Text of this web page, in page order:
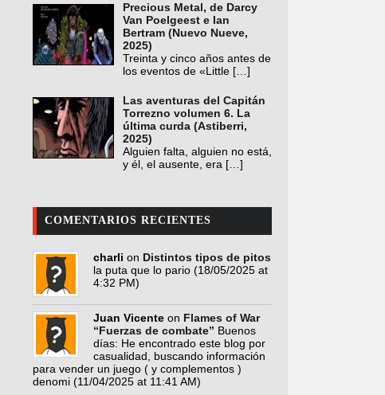
Precious Metal, de Darcy
Van Poelgeest e Ian
Bertram (Nuevo Nueve,
2025)
Treinta y cinco años antes de
los eventos de «Little […]
Las aventuras del Capitán
Torrezno volumen 6. La
última curda (Astiberri,
2025)
Alguien falta, alguien no está,
y él, el ausente, era […]
COMENTARIOS RECIENTES
charli on Distintos tipos de pitos
la puta que lo pario (18/05/2025 at
4:32 PM)
Juan Vicente on Flames of War
“Fuerzas de combate” Buenos
días: He encontrado este blog por
casualidad, buscando información
para vender un juego ( y complementos )
denomi (11/04/2025 at 11:41 AM)